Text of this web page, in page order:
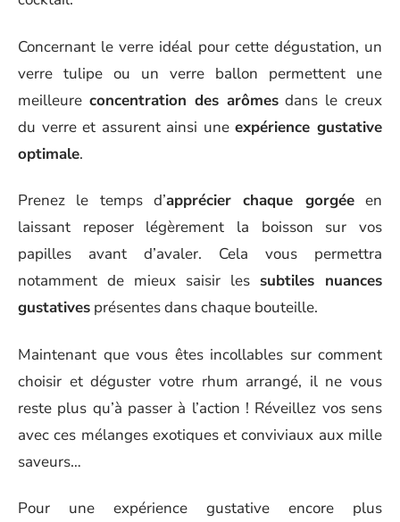
Concernant le verre idéal pour cette dégustation, un
verre tulipe ou un verre ballon permettent une
meilleure concentration des arômesdans le creux
du verre et assurent ainsi uneexpérience gustative
optimale.
Prenez le temps d’apprécier chaque gorgéeen
laissant reposer légèrement la boisson sur vos
papilles avant d’avaler. Cela vous permettra
notamment de mieux saisir les subtiles nuances
gustatives présentes dans chaque bouteille.
Maintenant que vous êtes incollables sur comment
choisir et déguster votre rhum arrangé, il ne vous
reste plus qu’à passer à l’action ! Réveillez vos sens
avec ces mélanges exotiques et conviviaux aux mille
saveurs…
Pour une expérience gustative encore plus